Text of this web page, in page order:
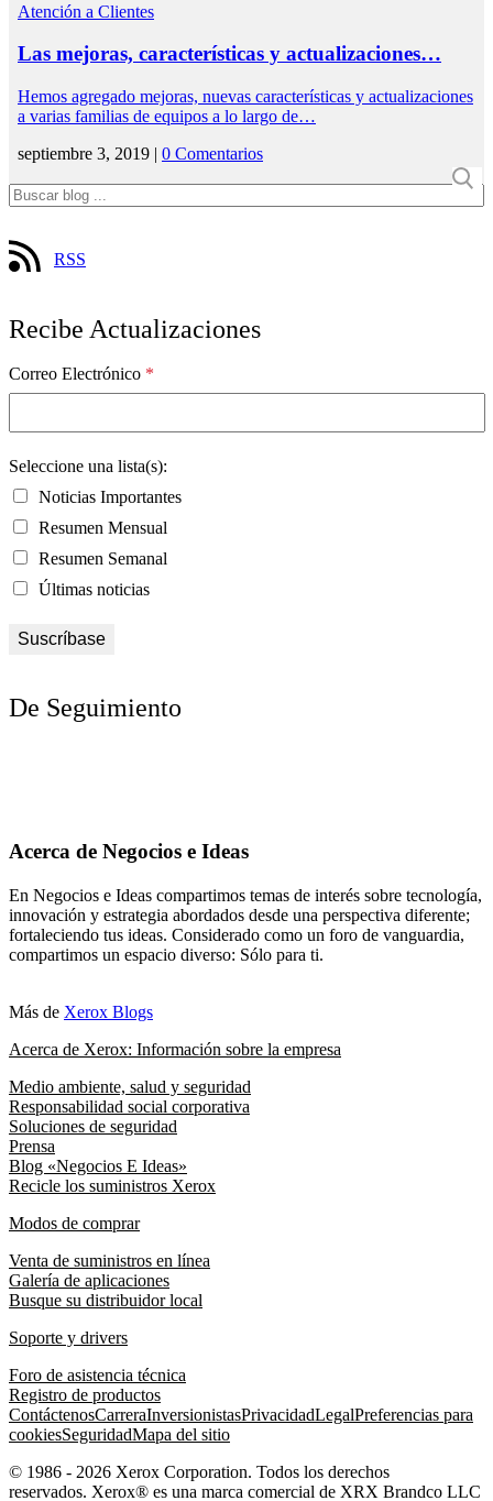
Atención a Clientes
Las mejoras, características y actualizaciones…
Hemos agregado mejoras, nuevas características y actualizaciones
a varias familias de equipos a lo largo de…
septiembre 3, 2019 | 0 Comentarios
RSS
Recibe Actualizaciones
Correo Electrónico *
Seleccione una lista(s):
Noticias Importantes
Resumen Mensual
Resumen Semanal
Últimas noticias
De Seguimiento
Acerca de Negocios e Ideas
En Negocios e Ideas compartimos temas de interés sobre tecnología,
innovación y estrategia abordados desde una perspectiva diferente;
fortaleciendo tus ideas. Considerado como un foro de vanguardia,
compartimos un espacio diverso: Sólo para ti.
Más de Xerox Blogs
Acerca de Xerox: Información sobre la empresa
Medio ambiente, salud y seguridad
Responsabilidad social corporativa
Soluciones de seguridad
Prensa
Blog «Negocios E Ideas»
Recicle los suministros Xerox
Modos de comprar
Venta de suministros en línea
Galería de aplicaciones
Busque su distribuidor local
Soporte y drivers
Foro de asistencia técnica
Registro de productos
ContáctenosCarreraInversionistasPrivacidadLegalPreferencias para
cookiesSeguridadMapa del sitio
© 1986 - 2026 Xerox Corporation. Todos los derechos
reservados. Xerox® es una marca comercial de XRX Brandco LLC